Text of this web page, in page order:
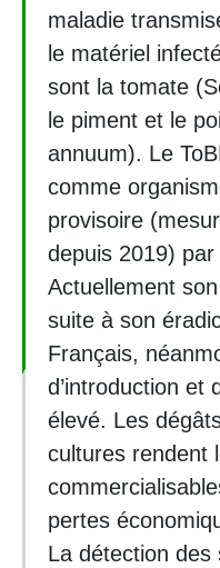
maladie
le matériel
sont la tomate
le piment et le
annuum). Le
comme
provisoire
depuis 2019) par
Actuellement
suite à son
Français,
d’introduction et
élevé. Les
cultures rendent
pertes
La détection des